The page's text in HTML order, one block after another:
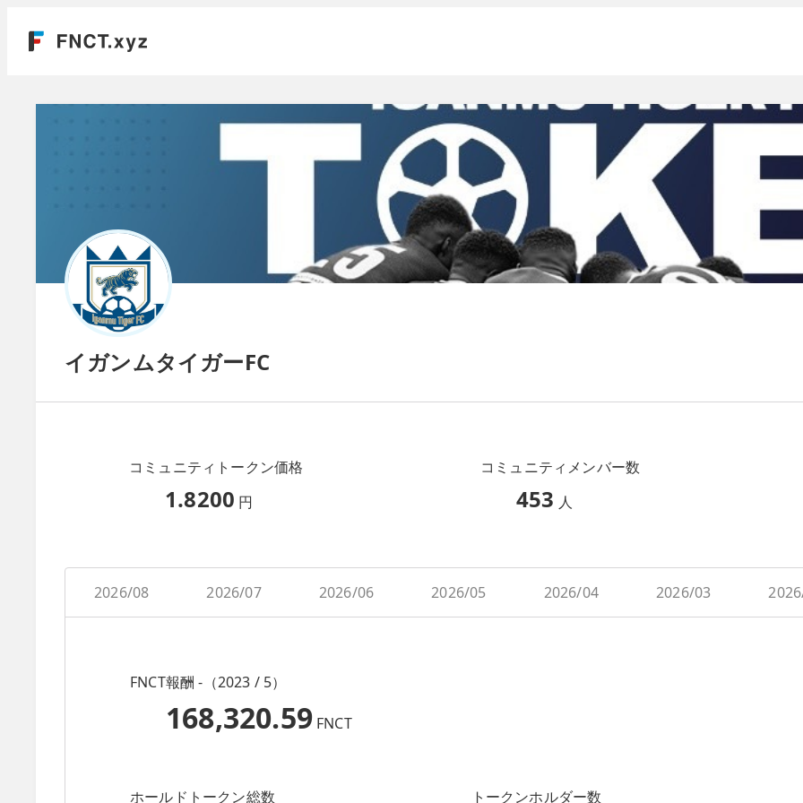
イガンムタイガーFC
コミュニティトークン価格
1.8200 円
コミュニティメンバー数
453 人
2026/08 2026/07 2026/06 2026/05 2026/04 2026/03
FNCT報酬 -（2023 / 5）
168,320.59 FNCT
ホールドトークン総数 トークンホルダー数